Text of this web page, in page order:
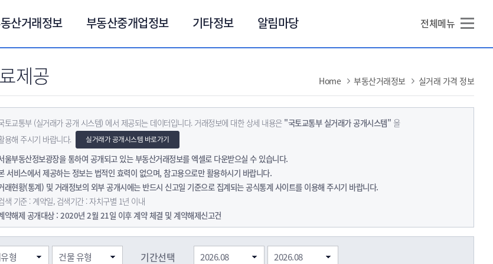
산거래정보 부동산중개업정보 기타정보 알림마당 전체메뉴
제공 Home 부동산거래정보 실거래 가격 정보
토교통부 (실거래가 공개 시스템) 에서 제공되는 데이터입니다. 거래정보에 대한 상세 내용은 "국토교통부 실거래가 공개시스템" 을
용해 주시기 바랍니다.
실거래가 공개시스템 바로가기
울부동산정보광장을 통하여 공개되고 있는 부동산거래정보를 엑셀로 다운받으실 수 있습니다.
서비스에서 제공하는 정보는 법적인 효력이 없으며, 참고용으로만 활용하시기 바랍니다.
래현황(통계) 및 거래정보의 외부 공개시에는 반드시 신고일 기준으로 집계되는 공식통계 사이트를 이용해 주시기 바랍니다.
색 기준 : 계약일, 검색기간 : 자치구별 1년 이내
약해제 공개대상 : 2020년 2월 21일 이후 계약 체결 및 계약해제신고건
기간선택